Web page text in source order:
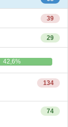
39
29
42,6%
134
74